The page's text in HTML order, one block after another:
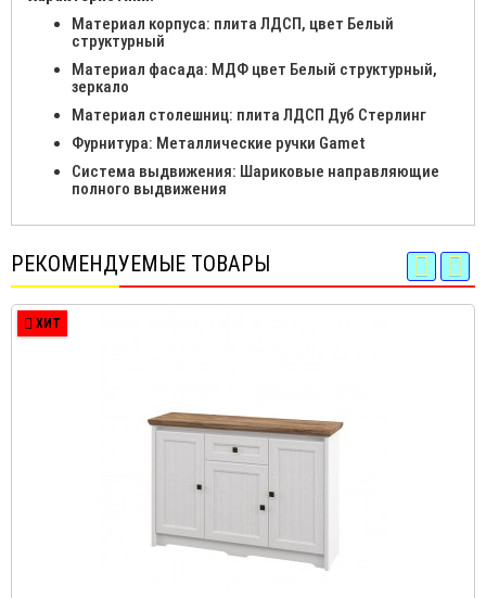
Материал корпуса: плита ЛДСП, цвет Белый
структурный
Материал фасада: МДФ цвет Белый структурный,
зеркало
Материал столешниц: плита ЛДСП Дуб Стерлинг
Фурнитура: Металлические ручки Gamet
Система выдвижения: Шариковые направляющие
полного выдвижения
РЕКОМЕНДУЕМЫЕ ТОВАРЫ
ХИТ